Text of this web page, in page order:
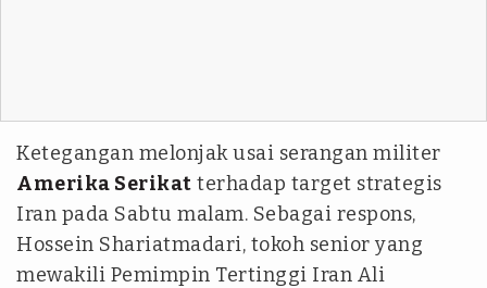
Ketegangan melonjak usai serangan militer
Amerika Serikat terhadap target strategis
Iran pada Sabtu malam. Sebagai respons,
Hossein Shariatmadari, tokoh senior yang
mewakili Pemimpin Tertinggi Iran Ali